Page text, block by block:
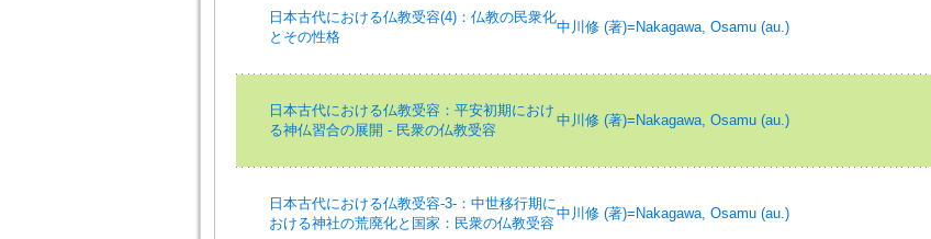
日本古代における仏教受容(4)：仏教の民衆化
とその性格
中川修 (著)=Nakagawa, Osamu (au.)
日本古代における仏教受容：平安初期におけ
る神仏習合の展開 - 民衆の仏教受容
中川修 (著)=Nakagawa, Osamu (au.)
日本古代における仏教受容-3-：中世移行期に
おける神社の荒廃化と国家：民衆の仏教受容
中川修 (著)=Nakagawa, Osamu (au.)